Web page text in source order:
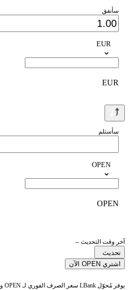
سأنفق
EUR
EUR
سأستلم
OPEN
OPEN
آخر وقت التحديث --
تحديث
اشتري OPEN الآن